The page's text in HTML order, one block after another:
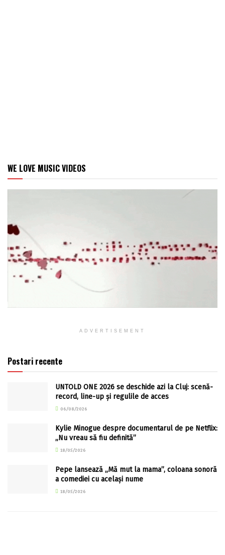
WE LOVE MUSIC VIDEOS
ADVERTISEMENT
Postari recente
UNTOLD ONE 2026 se deschide azi la Cluj: scenă-
record, line-up și regulile de acces
06/08/2026
Kylie Minogue despre documentarul de pe Netflix:
„Nu vreau să fiu definită”
18/05/2026
Pepe lansează „Mă mut la mama”, coloana sonoră
a comediei cu același nume
18/05/2026